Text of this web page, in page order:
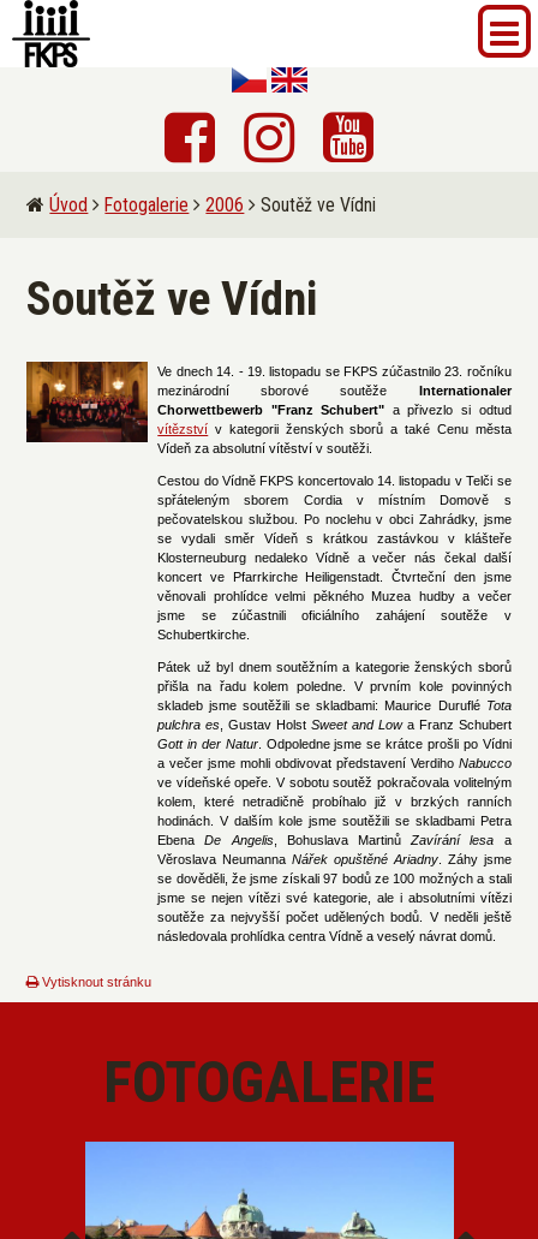
Úvod Fotogalerie 2006 Soutěž ve Vídni
Soutěž ve Vídni
Ve dnech 14. - 19. listopadu se FKPS zúčastnilo 23. ročníku
mezinárodní sborové soutěže Internationaler
Chorwettbewerb "Franz Schubert" a přivezlo si odtud
vítězství v kategorii ženských sborů a také Cenu města
Vídeň za absolutní vítěství v soutěži.
Cestou do Vídně FKPS koncertovalo 14. listopadu v Telči se
spřáteleným sborem Cordia v místním Domově s
pečovatelskou službou. Po noclehu v obci Zahrádky, jsme
se vydali směr Vídeň s krátkou zastávkou v klášteře
Klosterneuburg nedaleko Vídně a večer nás čekal další
koncert ve Pfarrkirche Heiligenstadt. Čtvrteční den jsme
věnovali prohlídce velmi pěkného Muzea hudby a večer
jsme se zúčastnili oficiálního zahájení soutěže v
Schubertkirche.
Pátek už byl dnem soutěžním a kategorie ženských sborů
přišla na řadu kolem poledne. V prvním kole povinných
skladeb jsme soutěžili se skladbami: Maurice Duruflé Tota
pulchra es , Gustav Holst Sweet and Lowa Franz Schubert
Gott in der Natur. Odpoledne jsme se krátce prošli po Vídni
a večer jsme mohli obdivovat představení Verdiho Nabucco
ve vídeňské opeře. V sobotu soutěž pokračovala volitelným
kolem, které netradičně probíhalo již v brzkých ranních
hodinách. V dalším kole jsme soutěžili se skladbami Petra
EbenaDe Angelis, Bohuslava MartinůZavírání lesa a
Věroslava NeumannaNářek opuštěné Ariadny. Záhy jsme
se dověděli, že jsme získali 97 bodů ze 100 možných a stali
jsme se nejen vítězi své kategorie, ale i absolutními vítězi
soutěže za nejvyšší počet udělených bodů. V neděli ještě
následovala prohlídka centra Vídně a veselý návrat domů.
Vytisknout stránku
FOTOGALERIE